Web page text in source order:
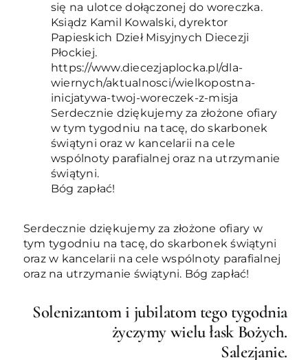
się na ulotce dołączonej do woreczka.
Ksiądz Kamil Kowalski, dyrektor
Papieskich Dzieł Misyjnych Diecezji
Płockiej.
https://www.diecezjaplocka.pl/dla-
wiernych/aktualnosci/wielkopostna-
inicjatywa-twoj-woreczek-z-misja
Serdecznie dziękujemy za złożone ofiary
w tym tygodniu na tacę, do skarbonek
świątyni oraz w kancelarii na cele
wspólnoty parafialnej oraz na utrzymanie
świątyni.
Bóg zapłać!
Serdecznie dziękujemy za złożone ofiary w
tym tygodniu na tacę, do skarbonek świątyni
oraz w kancelarii na cele wspólnoty parafialnej
oraz na utrzymanie świątyni. Bóg zapłać!
Solenizantom i jubilatom tego tygodnia
życzymy wielu łask Bożych.
Salezjanie.